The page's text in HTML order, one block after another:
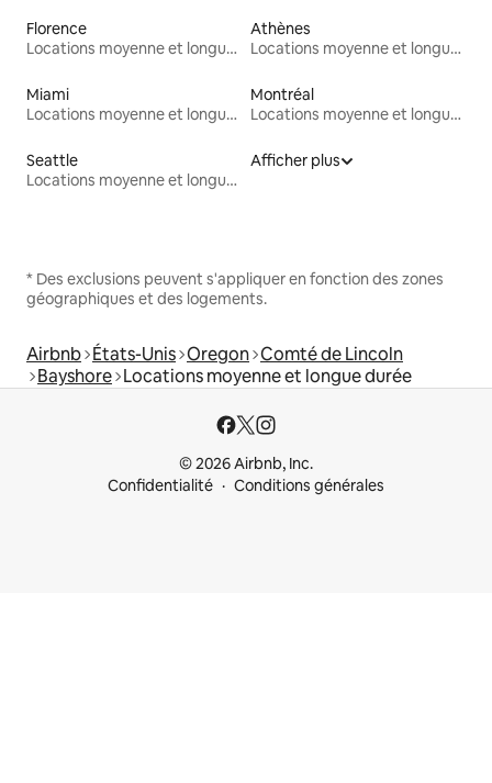
Florence
Locations moyenne et longue durée
Athènes
Locations moyenne et longue durée
Miami
Locations moyenne et longue durée
Montréal
Locations moyenne et longue durée
Seattle
Locations moyenne et longue durée
Afficher plus
* Des exclusions peuvent s'appliquer en fonction des zones
géographiques et des logements.
Airbnb États-Unis Oregon Comté de Lincoln
Bayshore Locations moyenne et longue durée
© 2026 Airbnb, Inc.
Confidentialité
Conditions générales